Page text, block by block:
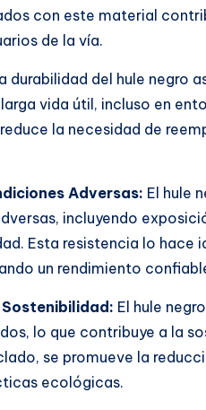
con este material
de la vía.
durabilidad del hule negro
vida útil, incluso en
la necesidad de
Adversas: El hule
incluyendo
Esta resistencia lo
un rendimiento
El hule
lo que contribuye a la
se promueve la
ecológicas.